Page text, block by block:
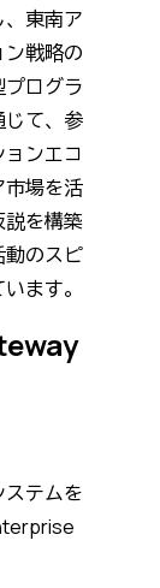
東南ア
戦略の
ログラ
じて、参
ンエコ
市場を活
説を構築
動のスピ
ます。
テムを